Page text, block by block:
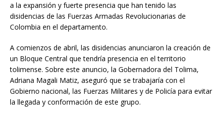
a la expansión y fuerte presencia que han tenido las
disidencias de las Fuerzas Armadas Revolucionarias de
Colombia en el departamento.
A comienzos de abril, las disidencias anunciaron la creación de
un Bloque Central que tendría presencia en el territorio
tolimense. Sobre este anuncio, la Gobernadora del Tolima,
Adriana Magali Matiz, aseguró que se trabajaría con el
Gobierno nacional, las Fuerzas Militares y de Policía para evitar
la llegada y conformación de este grupo.